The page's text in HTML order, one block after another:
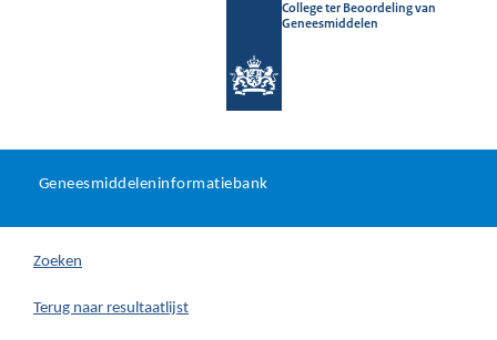
College ter Beoordeling van
Geneesmiddelen
U
hier:
Geneesmiddeleninformatiebank
Zoeken
Terug naar resultaatlijst